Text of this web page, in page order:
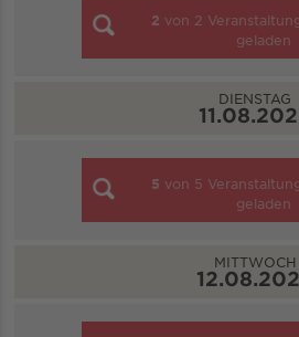
2 von 2
geladen
DIENSTAG
5 von 5
geladen
MITTWOCH